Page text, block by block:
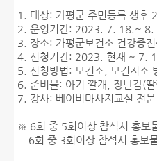
1. 대상: 가평군 주민등록 생후
2. 운영기간: 2023. 7. 18.~
3. 장소: 가평군보건소 건강증진
4. 신청기간: 2023. 현재 ~ 7.
5. 신청방법: 보건소, 보건지소
6. 준비물: 아기 깔개, 장난감(
7. 강사: 베이비마사지교실 전
※ 6회 중 5회이상 참석시 홍보
6회 중 3회이상 참석시 홍보